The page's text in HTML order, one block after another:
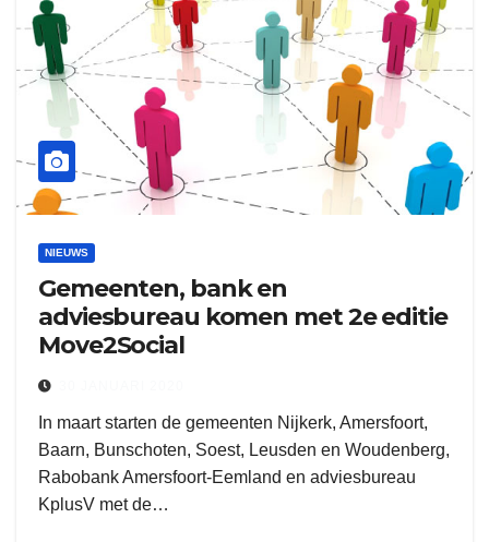
NIEUWS
Gemeenten, bank en
adviesbureau komen met 2e editie
Move2Social
In maart starten de gemeenten Nijkerk, Amersfoort,
Baarn, Bunschoten, Soest, Leusden en Woudenberg,
Rabobank Amersfoort-Eemland en adviesbureau
KplusV met de…